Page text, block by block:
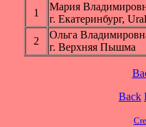
1
Мария
г. Екатеринбург,
2
Ольга
г. Верхняя Пышма
Back